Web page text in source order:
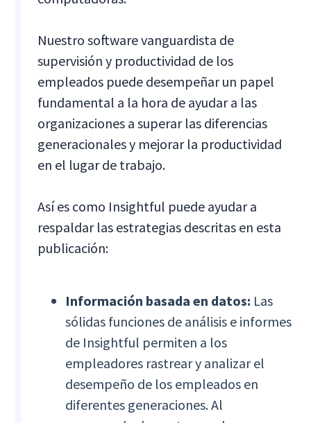
Nuestro software vanguardista de
supervisión y productividad de los
empleados puede desempeñar un papel
fundamental a la hora de ayudar a las
organizaciones a superar las diferencias
generacionales y mejorar la productividad
en el lugar de trabajo.
Así es como Insightful puede ayudar a
respaldar las estrategias descritas en esta
publicación:
Información basada en datos: Las
sólidas funciones de análisis e informes
de Insightful permiten a los
empleadores rastrear y analizar el
desempeño de los empleados en
diferentes generaciones. Al